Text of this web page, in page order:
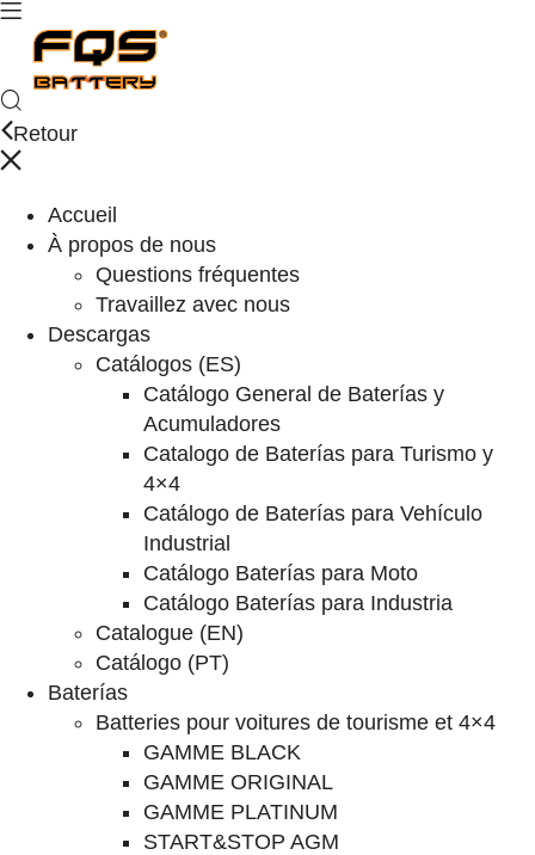
Retour
Accueil
À propos de nous
Questions fréquentes
Travaillez avec nous
Descargas
Catálogos (ES)
Catálogo General de Baterías y
Acumuladores
Catalogo de Baterías para Turismo y
4×4
Catálogo de Baterías para Vehículo
Industrial
Catálogo Baterías para Moto
Catálogo Baterías para Industria
Catalogue (EN)
Catálogo (PT)
Baterías
Batteries pour voitures de tourisme et 4×4
GAMME BLACK
GAMME ORIGINAL
GAMME PLATINUM
START&STOP AGM